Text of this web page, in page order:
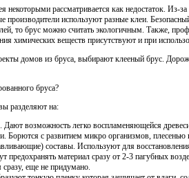
некоторыми рассматривается как недостаток. Из-
производители используют разные клеи.
то брус можно считать экологичным. Также,
химических веществ присутствуют и при
домов из бруса, выбирают клееный брус.
бруса?
разделяют на:
возможность легко воспламеняющейся
Борются с развитием микро организмов, плесенью
составы. Используют для
предохранять материал сразу от 2-3 пагубных
сразу, еще не придумано.